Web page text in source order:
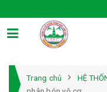
Trang chủ HỆ